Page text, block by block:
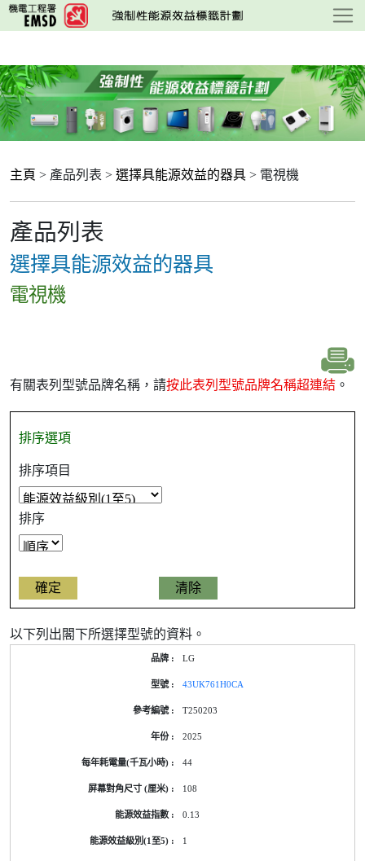
跳
至
要
內
容
主頁 > 產品列表 > 選擇具能源效益的器具 > 電視機
產品列表
選擇具能源效益的器具
電視機
有關表列型號品牌名稱，請按此表列型號品牌名稱超連結 。
排序選項
排序項目
排序
以下列出閣下所選擇型號的資料。
LG
43UK761H0CA
T250203
2025
44
108
0.13
1